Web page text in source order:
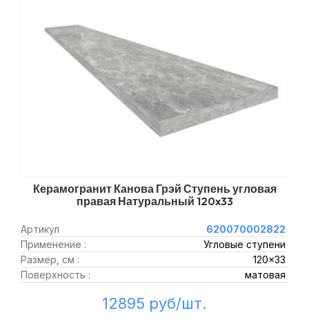
Керамогранит Канова Грэй Ступень угловая
правая Натуральный 120x33
Артикул
620070002822
Применение :
Угловые ступени
Размер, см :
120x33
Поверхность :
матовая
12895 руб/шт.